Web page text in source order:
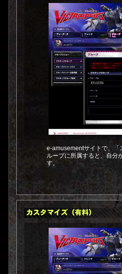
e-amusementサイトで、「
ループに所属すると、自分
す。